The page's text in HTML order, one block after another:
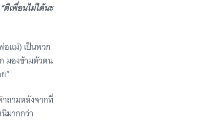
“ตีเพื่อนไม่ได้นะ
อแม่) เป็นพวก
มองข้ามตัวตน
”
ถามหลังจากที่
มากกว่า